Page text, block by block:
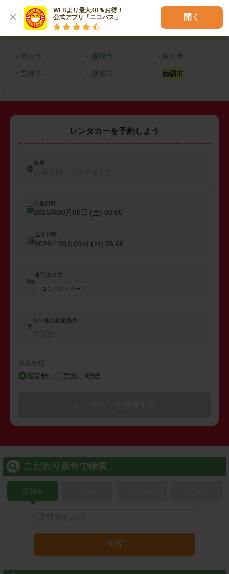
WEBより最大30％お得！
公式アプリ「ニコパス」
開く
エリアで探す
富山県
・ 富山市 ・ 高岡市 ・ 魚津市
・ 黒部市 ・ 砺波市 ・南砺市
レンタカーを予約しよう
出発
出発日時
2026年08月08日 (土) 06:00
返却日時
2026年08月09日 (日) 06:00
車両タイプ
コンパクトカー
その他の検索条件
禁煙/喫煙
指定無し 禁煙 喫煙
こだわり条件で検索
店舗名
検索